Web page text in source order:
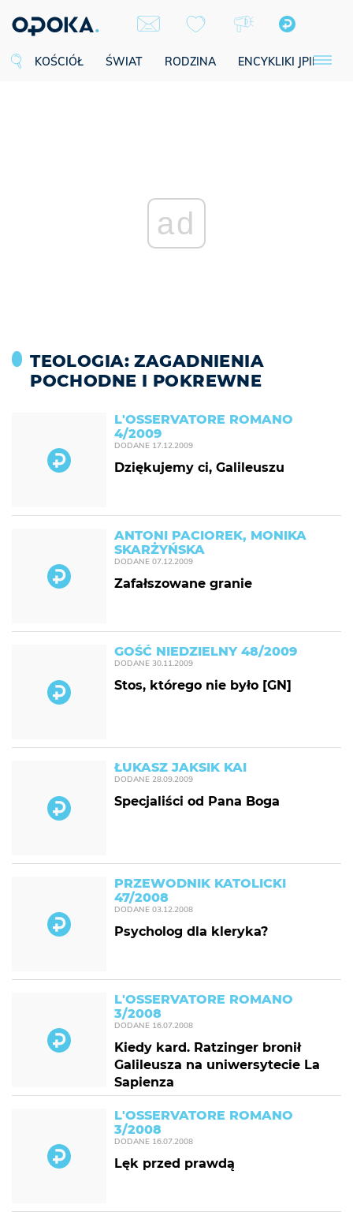
KOŚCIÓŁ ŚWIAT RODZINA ENCYKLIKI JPII
ad
TEOLOGIA: ZAGADNIENIA
POCHODNE I POKREWNE
L'OSSERVATORE ROMANO
4/2009
DODANE 17.12.2009
Dziękujemy ci, Galileuszu
ANTONI PACIOREK, MONIKA
SKARŻYŃSKA
DODANE 07.12.2009
Zafałszowane granie
GOŚĆ NIEDZIELNY 48/2009
DODANE 30.11.2009
Stos, którego nie było [GN]
ŁUKASZ JAKSIK KAI
DODANE 28.09.2009
Specjaliści od Pana Boga
PRZEWODNIK KATOLICKI
47/2008
DODANE 03.12.2008
Psycholog dla kleryka?
L'OSSERVATORE ROMANO
3/2008
DODANE 16.07.2008
Kiedy kard. Ratzinger bronił
Galileusza na uniwersytecie La
Sapienza
L'OSSERVATORE ROMANO
3/2008
DODANE 16.07.2008
Lęk przed prawdą